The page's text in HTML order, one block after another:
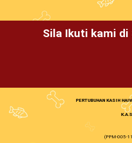
Sila Ikuti kami di
PERTUBUHAN KASIH
(PPM-005-